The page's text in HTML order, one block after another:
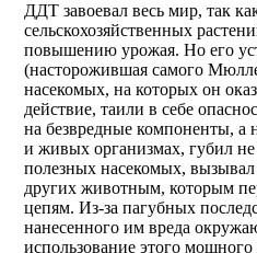
ДДТ завоевал весь мир, так
сельскохозяйственных
повышению урожая. Но его
(насторожившая самого
насекомых, на которых он
действие, таили в себе
на безвредные компоненты, а
и живых организмах, губил
полезных насекомых, вызывал
других животным, которым
цепям. Из-за пагубных
нанесенного им вреда
использование этого